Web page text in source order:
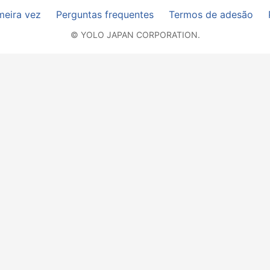
vez Perguntas frequentes Termos de adesão
© YOLO JAPAN CORPORATION.